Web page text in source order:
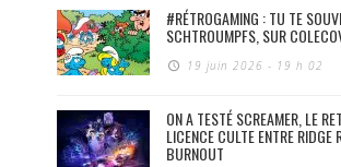
#RÉTROGAMING : TU TE
SCHTROUMPFS, SUR
19 juin 2026 - 19 h 02
ON A TESTÉ SCREAMER, LE
LICENCE CULTE ENTRE RIDGE
BURNOUT